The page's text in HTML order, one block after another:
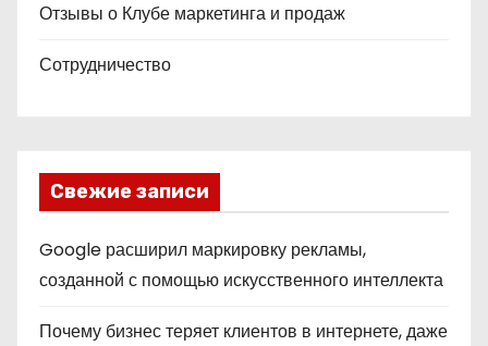
Отзывы о Клубе маркетинга и продаж
Сотрудничество
Свежие записи
Google расширил маркировку рекламы,
созданной с помощью искусственного интеллекта
Почему бизнес теряет клиентов в интернете, даже